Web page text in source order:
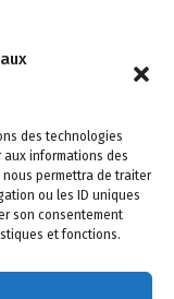
des technologies
informations des
permettra de traiter
ou les ID uniques
son consentement
et fonctions.